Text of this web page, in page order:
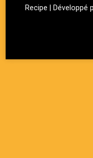
Recipe | Développé